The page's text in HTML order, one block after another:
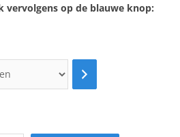
op de blauwe knop: